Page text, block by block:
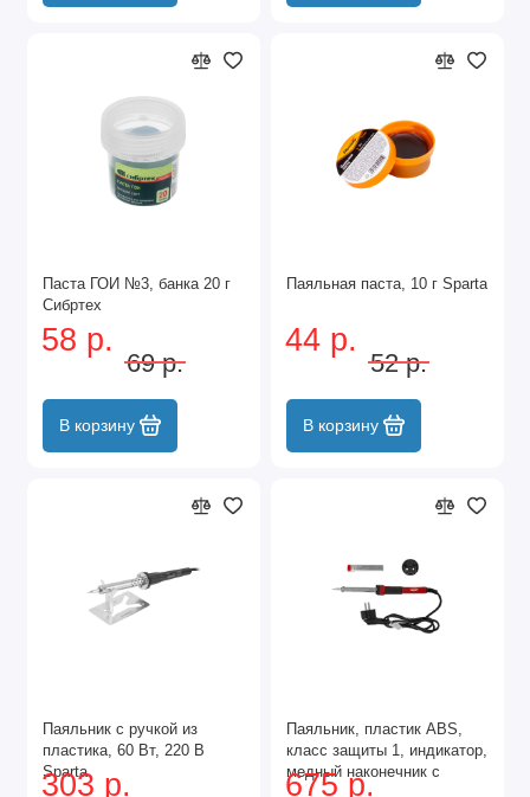
Паста ГОИ №3, банка 20 г
Сибртех
58 р.
69 р.
В корзину
Паяльная паста, 10 г Sparta
44 р.
52 р.
В корзину
Паяльник с ручкой из
пластика, 60 Вт, 220 В
Sparta
303 р.
Паяльник, пластик ABS,
класс защиты 1, индикатор,
медный наконечник с
долговечным покрытием,
675 р.